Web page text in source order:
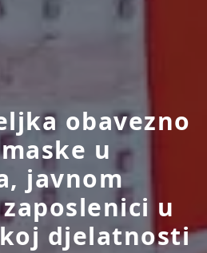
obavezno
u
javnom
u
djelatnosti